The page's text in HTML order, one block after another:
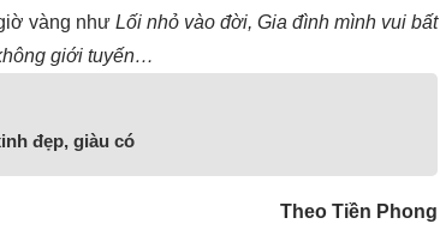
vàng như Lối nhỏ vào đời, Gia đình mình vui bất
giới tuyến…
đẹp, giàu có
Theo Tiền Phong